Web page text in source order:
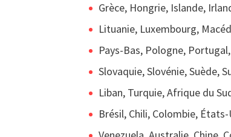
Grèce, Hongrie, Islande,
Lituanie, Luxembourg,
Pays-Bas, Pologne,
Slovaquie, Slovénie, Suède,
Liban, Turquie, Afrique du
Brésil, Chili, Colombie,